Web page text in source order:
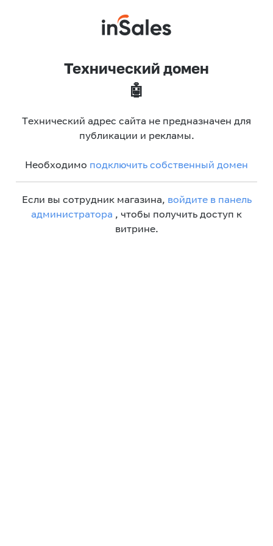
Технический домен
🤖
Технический адрес сайта не предназначен для
публикации и рекламы.
Необходимо подключить собственный домен
Если вы сотрудник магазина, войдите в панель
администратора , чтобы получить доступ к
витрине.